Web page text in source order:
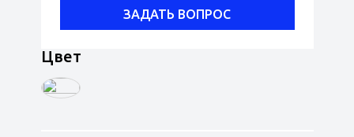
ЗАДАТЬ ВОПРОС
Цвет